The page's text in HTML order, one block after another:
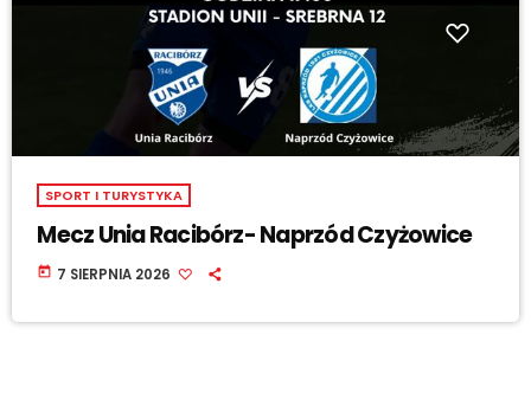
SPORT I TURYSTYKA
Mecz Unia Racibórz- Naprzód Czyżowice
today 7 SIERPNIA 2026